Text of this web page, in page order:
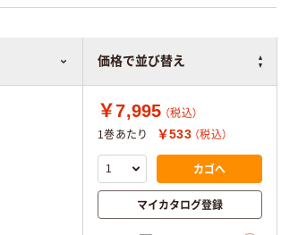
価格で並び替え
￥7,995 （税込）
1巻あたり
￥533 （税込）
カゴへ
マイカタログ登録